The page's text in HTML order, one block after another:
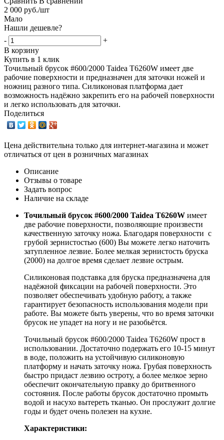
2 000 руб./шт
Мало
Нашли дешевле?
-
+
В корзину
Купить в 1 клик
Точильный брусок #600/2000 Taidea T6260W имеет две
рабочие поверхности и предназначен для заточки ножей и
ножниц разного типа. Силиконовая платформа дает
возможность надёжно закрепить его на рабочей поверхности
и легко использовать для заточки.
Поделиться
Цена действительна только для интернет-магазина и может
отличаться от цен в розничных магазинах
Описание
Отзывы о товаре
Задать вопрос
Наличие на складе
Точильный брусок #600/2000 Taidea T6260W имеет
две рабочие поверхности, позволяющие произвести
качественную заточку ножа. Благодаря поверхности с
грубой зернистостью (600) Вы можете легко наточить
затупленное лезвие. Более мелкая зернистость бруска
(2000) на долгое время сделает лезвие острым.
Силиконовая подставка для бруска предназначена для
надёжной фиксации на рабочей поверхности. Это
позволяет обеспечивать удобную работу, а также
гарантирует безопасность использования модели при
работе. Вы можете быть уверены, что во время заточки
брусок не упадет на ногу и не разобьётся.
Точильный брусок #600/2000 Taidea T6260W прост в
использовании. Достаточно подержать его 10-15 минут
в воде, положить на устойчивую силиконовую
платформу и начать заточку ножа. Грубая поверхность
быстро придаст лезвию остроту, а более мелкое зерно
обеспечит окончательную правку до бритвенного
состояния. После работы брусок достаточно промыть
водой и насухо вытереть тканью. Он прослужит долгие
годы и будет очень полезен на кухне.
Характеристики: